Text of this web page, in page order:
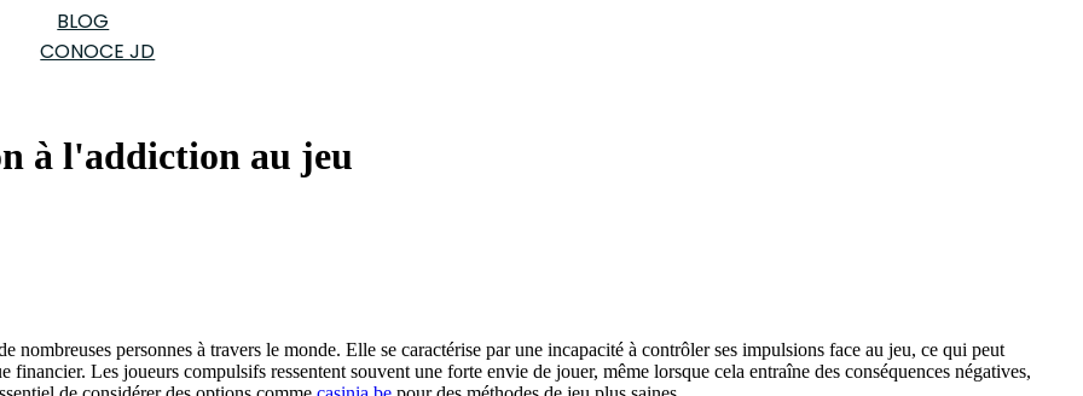
BLOG
CONOCE JD
à l'addiction au jeu
nombreuses personnes à travers le monde. Elle se caractérise par une incapacité à contrôler ses impulsions face au jeu, ce qui peut
Les joueurs compulsifs ressentent souvent une forte envie de jouer, même lorsque cela entraîne des conséquences négatives,